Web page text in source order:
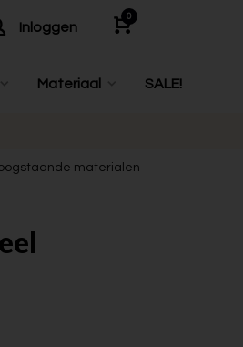
Inloggen
0
Materiaal SALE!
materialen